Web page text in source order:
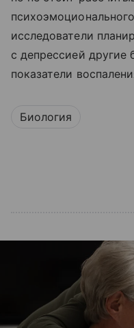
исследователи
с депрессией
показатели
Биология